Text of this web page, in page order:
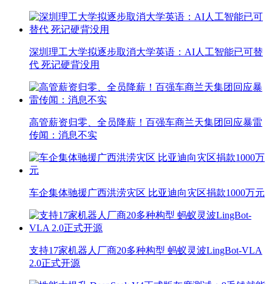
深圳理工大学拟逐步取消大学英语：AI人工智能已可替
代 死记硬背没用
高管薪资归零、全员降薪！百强车商兰天集团回应暴雷
传闻：消息不实
车企集体驰援广西洪涝灾区 比亚迪向灾区捐款1000万元
支持17家机器人厂商20多种构型 蚂蚁灵波LingBot-VLA
2.0正式开源